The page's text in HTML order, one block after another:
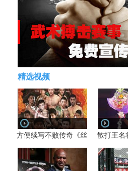
精选视频
方便续写不败传奇《丝路英雄》太
散打王名